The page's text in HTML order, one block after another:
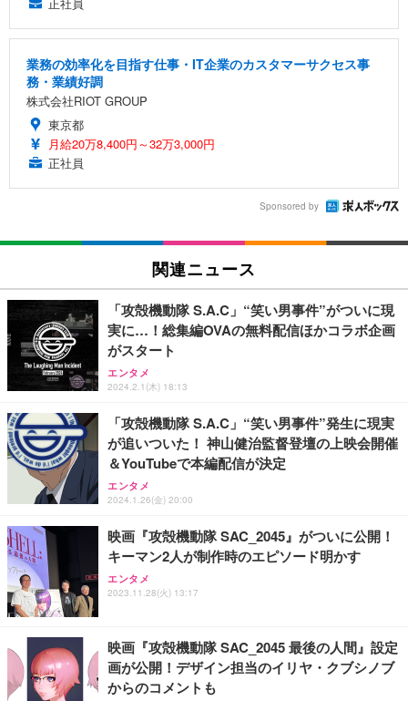
業務の効率化を目指す仕事・IT企業のカスタマーサクセス事
務・業績好調
株式会社RIOT GROUP
東京都
月給20万8,400円～32万3,000円
正社員
Sponsored by
関連ニュース
「攻殻機動隊 S.A.C」“笑い男事件”がついに現
実に…！総集編OVAの無料配信ほかコラボ企画
がスタート
エンタメ
2024.2.1(木) 18:13
「攻殻機動隊 S.A.C」“笑い男事件”発生に現実
が追いついた！ 神山健治監督登壇の上映会開催
＆YouTubeで本編配信が決定
エンタメ
2024.1.26(金) 20:00
映画『攻殻機動隊 SAC_2045』がついに公開！
キーマン2人が制作時のエピソード明かす
エンタメ
2023.11.28(火) 13:17
映画『攻殻機動隊 SAC_2045 最後の人間』設定
画が公開！デザイン担当のイリヤ・クブシノブ
からのコメントも